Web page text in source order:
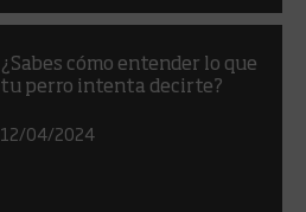
¿Sabes cómo entender lo que
tu perro intenta decirte?
12/04/2024